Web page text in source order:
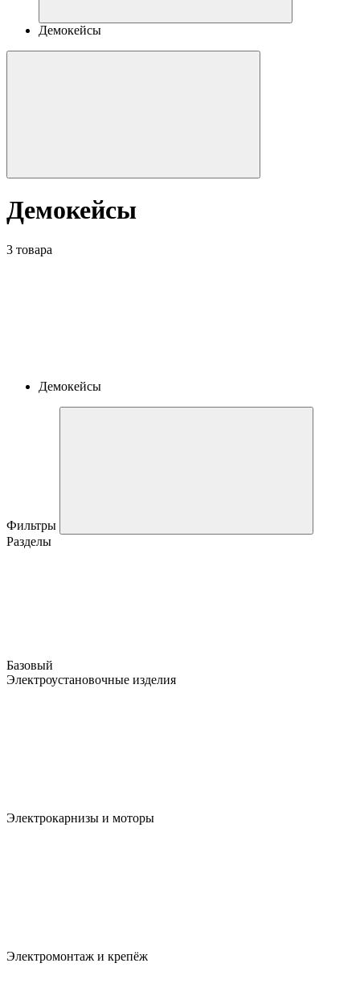
Демокейсы
Демокейсы
3 товара
Демокейсы
Фильтры
Разделы
Базовый
Электроустановочные изделия
Электрокарнизы и моторы
Электромонтаж и крепёж